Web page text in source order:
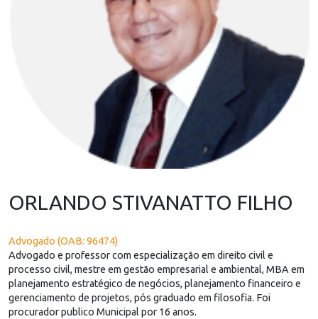
ORLANDO STIVANATTO FILHO
Advogado (OAB: 96474)
Advogado e professor com especialização em direito civil e
processo civil, mestre em gestão empresarial e ambiental, MBA em
planejamento estratégico de negócios, planejamento financeiro e
gerenciamento de projetos, pós graduado em filosofia. Foi
procurador publico Municipal por 16 anos.